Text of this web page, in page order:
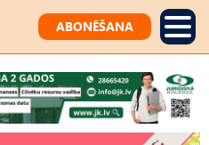
ABONĒŠANA